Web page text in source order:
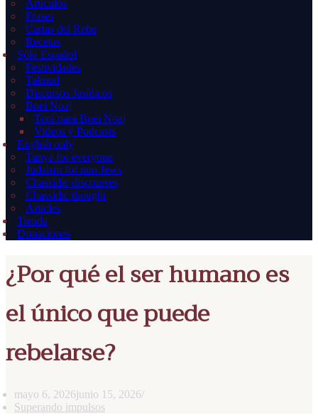
Artículos
Frases
Cartas del Rebe
Recetas
Sólo Español
Festividades
Talmud
Discursos Jasídicos
Bnei Noaj
Torá para Bnei Noaj
Videos y Podcasts
English only
Tanya for everyone
Judaism for non Jews
Chassidic discourses
Chassidic thought
Articles
Tienda
Donaciones
¿Por qué el ser humano es
el único que puede
rebelarse?
mayo 6, 2026junio 15, 2026
Superando impulsos